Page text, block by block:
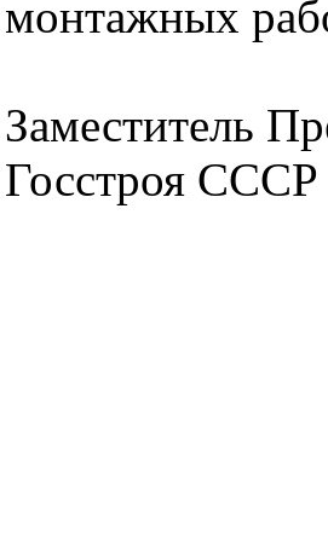
монтажных
Заместитель
Госстроя СССР